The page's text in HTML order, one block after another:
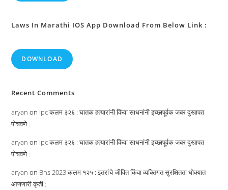
Laws In Marathi IOS App Download From Below Link :
DOWNLOAD
Recent Comments
aryan on Ipc कलम ३२६ : घातक हत्यारांनी किंवा साधनांनी इच्छापूर्वक जबर दुखापत
पोचवणे :
aryan on Ipc कलम ३२६ : घातक हत्यारांनी किंवा साधनांनी इच्छापूर्वक जबर दुखापत
पोचवणे :
aryan on Bns 2023 कलम १२५ : इतरांचे जीवित किंवा व्यक्तिगत सुरक्षितता धोक्यात
आणणारी कृती :